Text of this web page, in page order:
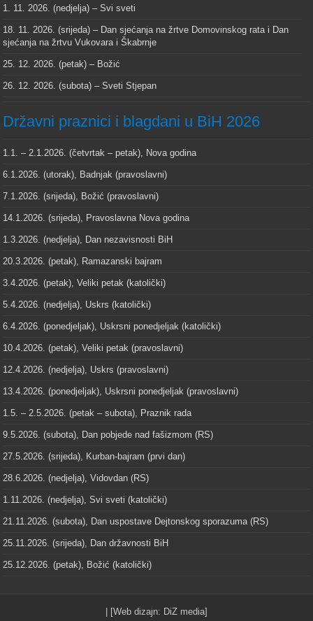
1. 11. 2026. (nedjelja) – Svi sveti
18. 11. 2026. (srijeda) – Dan sjećanja na žrtve Domovinskog rata i Dan
sjećanja na žrtvu Vukovara i Škabrnje
25. 12. 2026. (petak) – Božić
26. 12. 2026. (subota) – Sveti Stjepan
Državni praznici i blagdani u BiH 2026
1.1. – 2.1.2026. (četvrtak – petak), Nova godina
6.1.2026. (utorak), Badnjak (pravoslavni)
7.1.2026. (srijeda), Božić (pravoslavni)
14.1.2026. (srijeda), Pravoslavna Nova godina
1.3.2026. (nedjelja), Dan nezavisnosti BiH
20.3.2026. (petak), Ramazanski bajram
3.4.2026. (petak), Veliki petak (katolički)
5.4.2026. (nedjelja), Uskrs (katolički)
6.4.2026. (ponedjeljak), Uskrsni ponedjeljak (katolički)
10.4.2026. (petak), Veliki petak (pravoslavni)
12.4.2026. (nedjelja), Uskrs (pravoslavni)
13.4.2026. (ponedjeljak), Uskrsni ponedjeljak (pravoslavni)
1.5. – 2.5.2026. (petak – subota), Praznik rada
9.5.2026. (subota), Dan pobjede nad fašizmom (RS)
27.5.2026. (srijeda), Kurban-bajram (prvi dan)
28.6.2026. (nedjelja), Vidovdan (RS)
1.11.2026. (nedjelja), Svi sveti (katolički)
21.11.2026. (subota), Dan uspostave Dejtonskog sporazuma (RS)
25.11.2026. (srijeda), Dan državnosti BiH
25.12.2026. (petak), Božić (katolički)
| [Web dizajn: DiZ media]